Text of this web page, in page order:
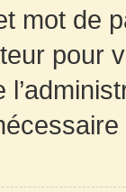
mot de
pour